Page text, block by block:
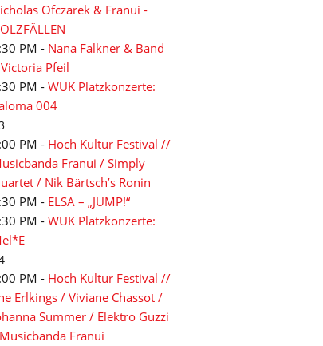
Ofczarek & Franui -
PM - Nana Falkner & Band
Pfeil
PM - WUK Platzkonzerte:
004
PM - Hoch Kultur Festival //
Franui / Simply
/ Nik Bärtsch’s Ronin
PM - ELSA – „JUMP!“
PM - WUK Platzkonzerte:
PM - Hoch Kultur Festival //
Erlkings / Viviane Chassot /
Summer / Elektro Guzzi
Franui